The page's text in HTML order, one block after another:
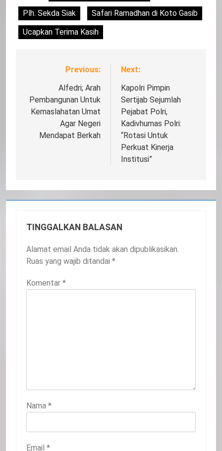
Plh. Sekda Siak
Safari Ramadhan di Koto Gasib
Ucapkan Terima Kasih
NavigasiPrevious:
Alfedri; Arah
Pembangunan Untuk
Kemaslahatan Umat
Agar Negeri
Mendapat Berkah
Next:
Kapolri Pimpin
Sertijab Sejumlah
Pejabat Polri,
Kadivhumas Polri:
“Rotasi Untuk
Perkuat Kinerja
Institusi”
TINGGALKAN BALASAN
Alamat email Anda tidak akan dipublikasikan.
Ruas yang wajib ditandai *
Komentar *
Nama *
Email *